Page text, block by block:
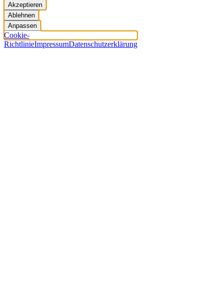
Akzeptieren
Ablehnen
Anpassen
Cookie-
RichtlinieImpressumDatenschutzerklärung